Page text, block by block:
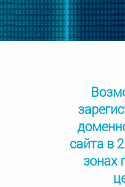
сайта в
зонах